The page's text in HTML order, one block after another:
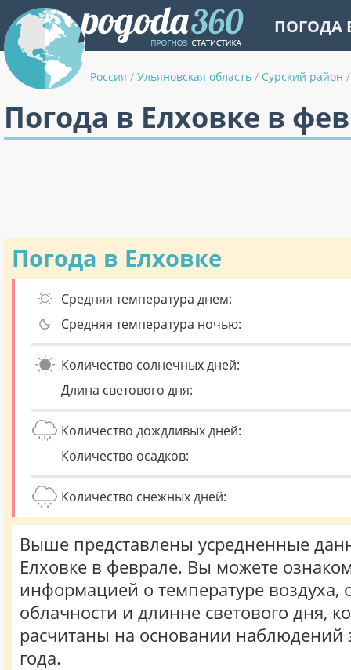
ПОГОДА
Россия / Ульяновская область / Сурский район /
Погода в Елховке в
Погода в Елховке
Средняя температура днем:
Средняя температура ночью:
Количество солнечных дней:
Длина светового дня:
Количество дождливых дней:
Количество осадков:
Количество снежных дней:
Выше представлены усредненные
Елховке в феврале. Вы можете
информацией о температуре воздуха,
облачности и длинне светового дня,
расчитаны на основании наблюдений
года.